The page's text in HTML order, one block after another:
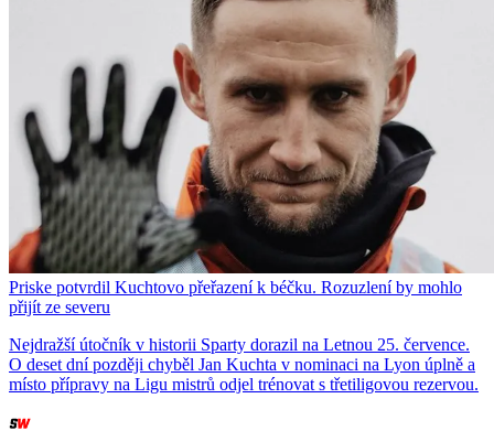
Priske potvrdil Kuchtovo přeřazení k béčku. Rozuzlení by mohlo
přijít ze severu
Nejdražší útočník v historii Sparty dorazil na Letnou 25. července.
O deset dní později chyběl Jan Kuchta v nominaci na Lyon úplně a
místo přípravy na Ligu mistrů odjel trénovat s třetiligovou rezervou.